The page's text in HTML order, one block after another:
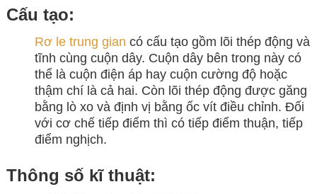
Cấu tạo:
Rơ le trung gian có cấu tạo gồm lõi thép động và
tĩnh cùng cuộn dây. Cuộn dây bên trong này có
thể là cuộn điện áp hay cuộn cường độ hoặc
thậm chí là cả hai. Còn lõi thép động được găng
bằng lò xo và định vị bằng ốc vít điều chỉnh. Đối
với cơ chế tiếp điểm thì có tiếp điểm thuận, tiếp
điểm nghịch.
Thông số kĩ thuật: